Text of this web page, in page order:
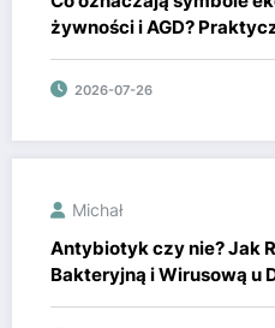
żywności i AGD?
2026-07-26
Michał
Antybiotyk czy nie? Jak
Bakteryjną i Wirusową u